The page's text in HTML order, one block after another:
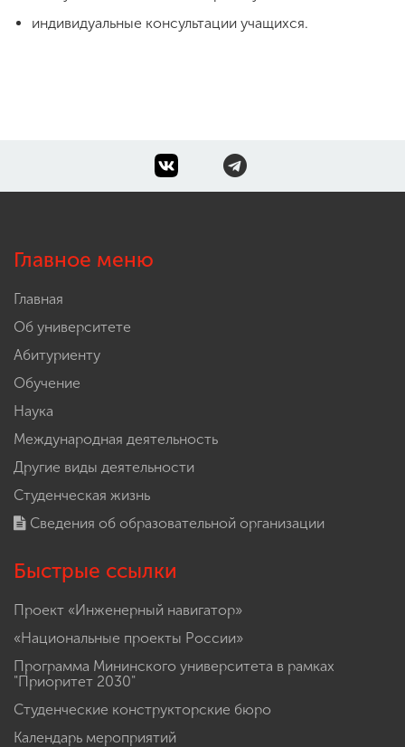
индивидуальные консультации учащихся.
Главное меню
Главная
Об университете
Абитуриенту
Обучение
Наука
Международная деятельность
Другие виды деятельности
Студенческая жизнь
Сведения об образовательной организации
Быстрые ссылки
Проект «Инженерный навигатор»
«Национальные проекты России»
Программа Мининского университета в рамках
"Приоритет 2030"
Студенческие конструкторские бюро
Календарь мероприятий